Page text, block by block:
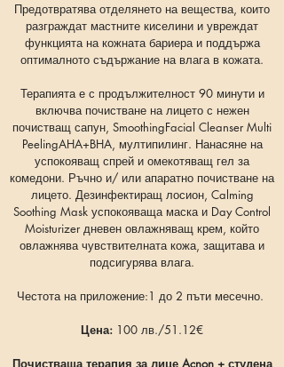
Предотвратява отделянето на вещества, които
разграждат мастните киселини и увреждат
функцията на кожната бариера и поддържа
оптималното съдържание на влага в кожата.
Терапията е с продължителност 90 минути и
включва почистване на лицето с нежен
почистващ сапун, SmoothingFacial Cleanser Multi
PeelingAHA+BHA, мултипилинг. Нанасяне на
успокояващ спрей и омекотяващ гел за
комедони. Ръчно и/ или апаратно почистване на
лицето. Дезинфектиращ лосион, Calming
Soothing Mask успокояваща маска и Day Control
Moisturizer дневен овлажняващ крем, който
овлажнява чувствителната кожа, защитава и
подсигурява влага.
Честота на приложение:1 до 2 пъти месечно.
Цена: 100 лв./51.12€
Почистваща терапия за лице Acnon + студена